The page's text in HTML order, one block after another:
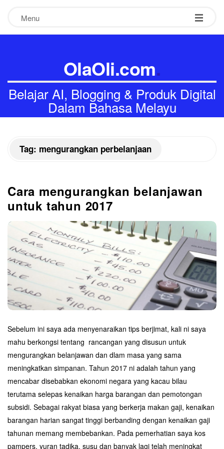
Menu
OlaOli.com.
Belajar AI, Blogging & Produk Digital
Dalam Bahasa Melayu
Tag: mengurangkan perbelanjaan
Cara mengurangkan belanjawan
untuk tahun 2017
Sebelum ini saya ada menyenaraikan tips berjimat, kali ni saya
mahu berkongsi tentang rancangan yang disusun untuk
mengurangkan belanjawan dan dlam masa yang sama
meningkatkan simpanan. Tahun 2017 ni adalah tahun yang
mencabar disebabkan ekonomi negara yang kacau bilau
terutama selepas kenaikan harga barangan dan pemotongan
subsidi. Sebagai rakyat biasa yang berkerja makan gaji, kenaikan
barangan harian sangat tinggi berbanding dengan kenaikan gaji
tahunan memang membebankan. Pada pemerhatian saya kos
pampers, yuran tadika, susu dan banyak lagi telah meningkat